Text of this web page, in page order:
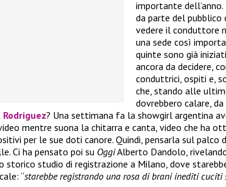
importante
da parte del pubblico
vedere il conduttore
una sede così
quinte sono già
ancora da decidere,
conduttrici, ospiti e,
che, stando alle
dovrebbero calare,
Rodriguez? Una settimana fa la showgirl argentina
mentre suona la chitarra e canta, video che ha
per le sue doti canore. Quindi, pensarla sul palco
Ci ha pensato poi su OggiAlberto Dandolo,
storico studio di registrazione a Milano, dove
“starebbe registrando una rosa di brani inediti cuciti